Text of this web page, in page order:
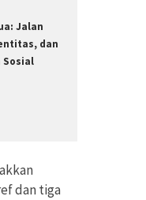
Jalan
dan
Sosial
dan tiga